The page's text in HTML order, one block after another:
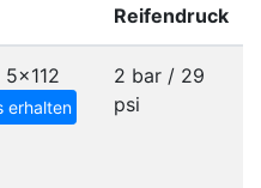
Reifendruck
5x112
erhalten
2 bar / 29
psi